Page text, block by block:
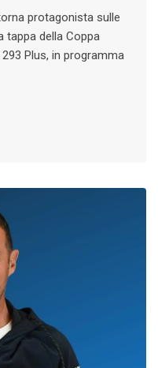
protagonista sulle
tappa della Coppa
Plus, in programma